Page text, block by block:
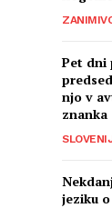
Pet dni
njo v
znanka
jeziku